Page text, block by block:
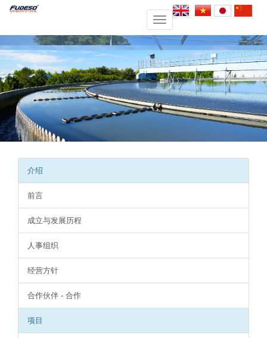
Toggle
navigation
介绍
前言
成立与发展历程
人事组织
经营方针
合作伙伴 - 合作
项目